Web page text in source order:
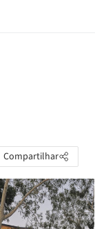
Compartilhar